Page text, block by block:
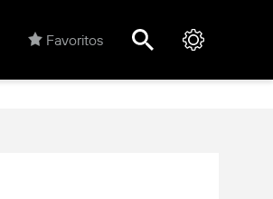
Favoritos